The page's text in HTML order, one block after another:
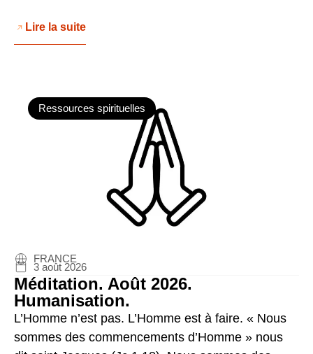
Lire la suite
Ressources spirituelles
FRANCE
3 août 2026
Méditation. Août 2026.
Humanisation.
L’Homme n’est pas. L’Homme est à faire. « Nous
sommes des commencements d’Homme » nous